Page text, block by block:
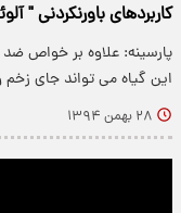
کاربردهای باورنکردنی "
پارسینه: علاوه بر خواص ضد
این گیاه می تواند جای زخم
۲۸ بهمن ۱۳۹۴